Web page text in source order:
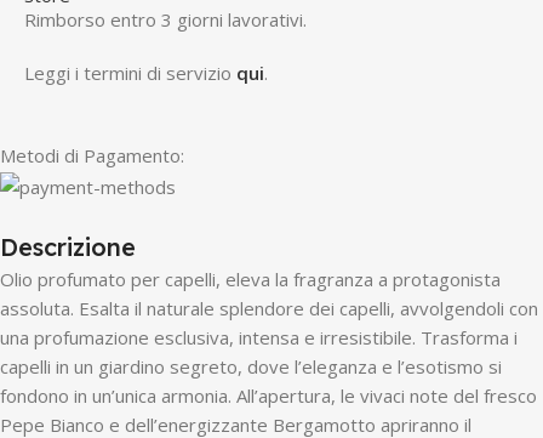
Rimborso entro 3 giorni lavorativi.
Leggi i termini di servizio qui.
Metodi di Pagamento:
Descrizione
Olio profumato per capelli, eleva la fragranza a protagonista
assoluta. Esalta il naturale splendore dei capelli, avvolgendoli con
una profumazione esclusiva, intensa e irresistibile. Trasforma i
capelli in un giardino segreto, dove l’eleganza e l’esotismo si
fondono in un’unica armonia. All’apertura, le vivaci note del fresco
Pepe Bianco e dell’energizzante Bergamotto apriranno il